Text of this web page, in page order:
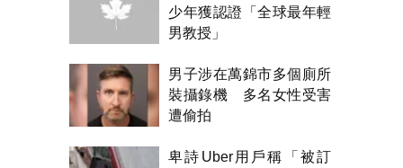
少年獲認證「全球最年輕
男教授」
男子涉在萬錦市多個廁所
裝攝錄機 多名女性受害
遭偷拍
卑詩Uber用戶稱「被訂